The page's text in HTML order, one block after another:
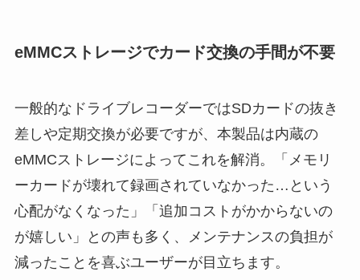
eMMCストレージでカード交換の手間が不要
一般的なドライブレコーダーではSDカードの抜き
差しや定期交換が必要ですが、本製品は内蔵の
eMMCストレージによってこれを解消。「メモリ
ーカードが壊れて録画されていなかった…という
心配がなくなった」「追加コストがかからないの
が嬉しい」との声も多く、メンテナンスの負担が
減ったことを喜ぶユーザーが目立ちます。